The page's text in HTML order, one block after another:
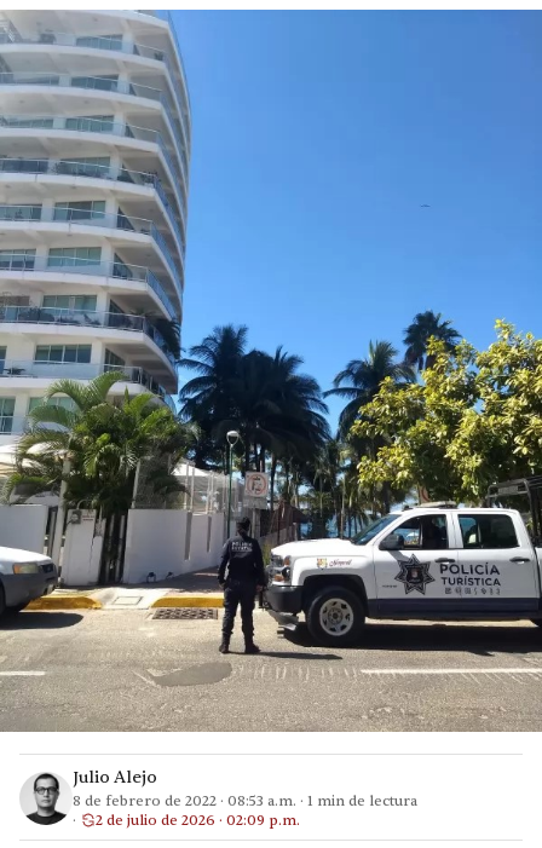
Julio Alejo
8 de febrero de 2022 · 08:53 a.m. · 1 min de lectura
2 de julio de 2026 · 02:09 p.m.